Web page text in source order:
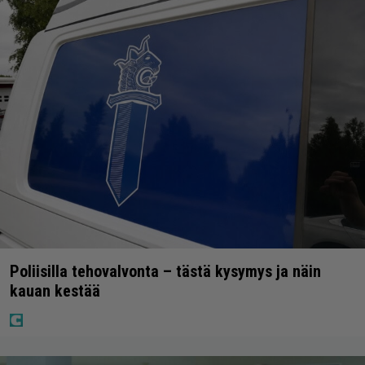
Poliisilla tehovalvonta – tästä kysymys ja näin
kauan kestää